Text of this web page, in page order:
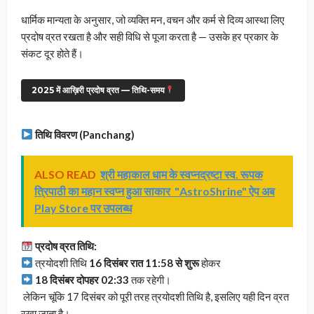
धार्मिक मान्यता के अनुसार, जो व्यक्ति मन, वचन और कर्म से दिव्य आस्था लिए
प्रदोष व्रत रखता है और सही विधि से पूजा करता है — उसके हर प्रकार के
संकट दूर होते हैं।
2025 में आख़िरी प्रदोष व्रत — तिथि-समय
तिथि विवरण (Panchang)
ALSO READ श्री महाकाल धाम के स्वप्नद्रष्टा स्व. रूपक
त्रिपाठी का महान स्वप्न हुआ साकार "AstroShrine" ऐप अब
Play Store पर उपलब्ध
प्रदोष व्रत तिथि:
त्रयोदशी तिथि 16 दिसंबर रात 11:58 से शुरूहोकर
18 दिसंबर दोपहर 02:33तक रहेगी।
लेकिन चूंकि 17 दिसंबर को पूरी तरह त्रयोदशी तिथि है, इसलिए यही दिन व्रत